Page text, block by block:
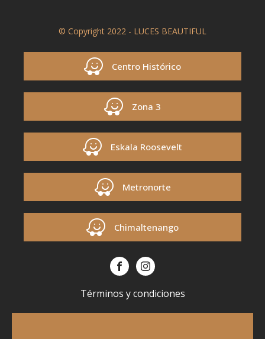
© Copyright 2022 - LUCES BEAUTIFUL
Centro Histórico
Zona 3
Eskala Roosevelt
Metronorte
Chimaltenango
Términos y condiciones